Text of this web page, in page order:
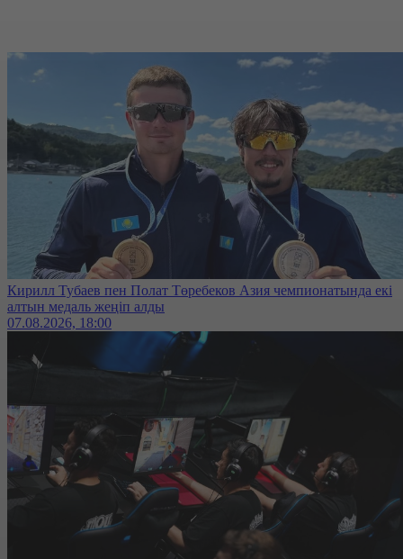
Кирилл Тубаев пен Полат Төребеков Азия чемпионатында екі
алтын медаль жеңіп алды
07.08.2026, 18:00